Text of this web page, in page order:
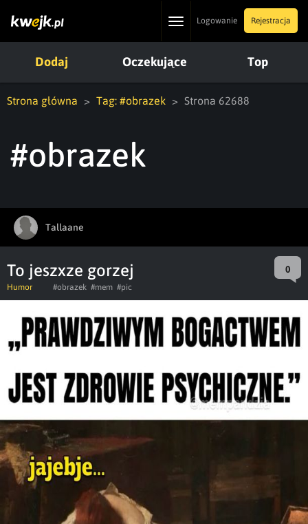
ToggleLogowanie Rejestracja
Dodaj Oczekujące Top
Strona główna Tag: #obrazek Strona 62688
#obrazek
Tallaane
To jeszxze gorzej 0
Humor #obrazek #mem #pic